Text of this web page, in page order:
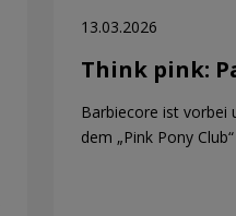
13.03.2026
Think pink:
Barbiecore ist vorbei
dem „Pink Pony